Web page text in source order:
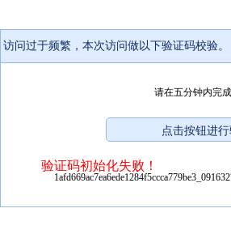
访问过于频繁，本次访问做以下验证码校验。
请在五分钟内完
验证码初始化失败！